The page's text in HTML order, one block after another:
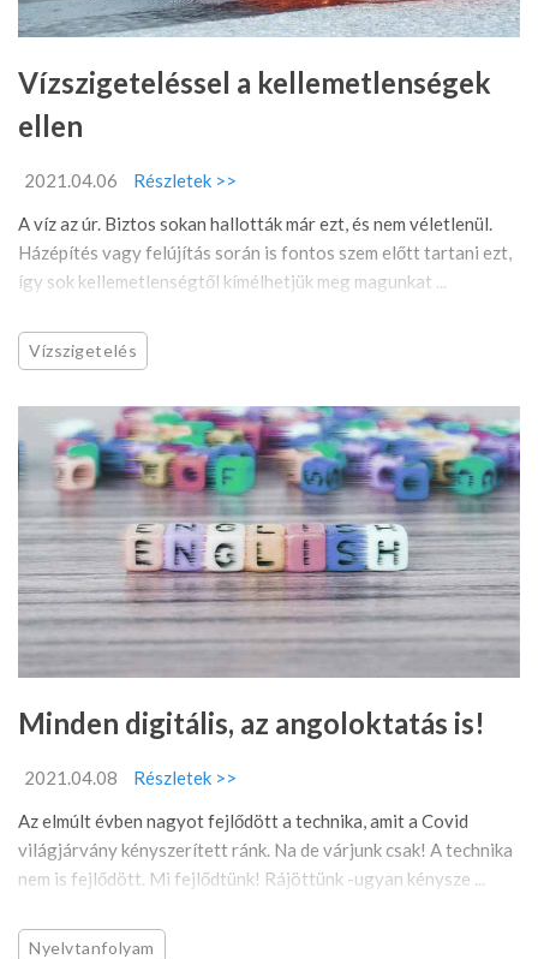
Vízszigeteléssel a kellemetlenségek
ellen
2021.04.06
Részletek >>
A víz az úr. Biztos sokan hallották már ezt, és nem véletlenül.
Házépítés vagy felújítás során is fontos szem előtt tartani ezt,
így sok kellemetlenségtől kímélhetjük meg magunkat ...
Vízszigetelés
Minden digitális, az angoloktatás is!
2021.04.08
Részletek >>
Az elmúlt évben nagyot fejlődött a technika, amit a Covid
világjárvány kényszerített ránk. Na de várjunk csak! A technika
nem is fejlődött. Mi fejlődtünk! Rájöttünk -ugyan kénysze ...
Nyelvtanfolyam